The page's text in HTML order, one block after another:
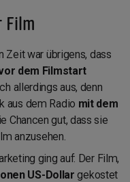
Film
Zeit war übrigens, dass
dem Filmstart
allerdings aus, denn
aus dem Radio mit dem
Chancen gut, dass sie
anzusehen.
ging auf: Der Film,
US-Dollar gekostet